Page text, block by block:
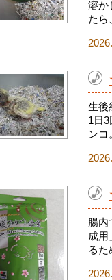
溶か
たら
生後
1日
ンコ
腸
成用
るた